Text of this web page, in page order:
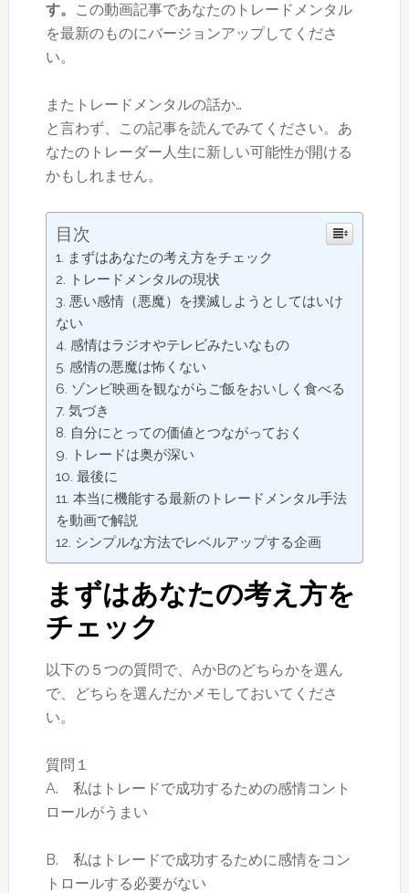
す。
この動画記事であなたのトレードメンタル
を最新のものにバージョンアップしてくださ
い。
またトレードメンタルの話か…
と言わず、この記事を読んでみてください。あ
なたのトレーダー人生に新しい可能性が開ける
かもしれません。
目次
まずはあなたの考え方をチェック
トレードメンタルの現状
悪い感情（悪魔）を撲滅しようとしてはいけ
ない
感情はラジオやテレビみたいなもの
感情の悪魔は怖くない
ゾンビ映画を観ながらご飯をおいしく食べる
気づき
自分にとっての価値とつながっておく
トレードは奥が深い
最後に
本当に機能する最新のトレードメンタル手法
を動画で解説
シンプルな方法でレベルアップする企画
まずはあなたの考え方を
チェック
以下の５つの質問で、AかBのどちらかを選ん
で、どちらを選んだかメモしておいてくださ
い。
質問１
A. 私はトレードで成功するための感情コント
ロールがうまい
B. 私はトレードで成功するために感情をコン
トロールする必要がない